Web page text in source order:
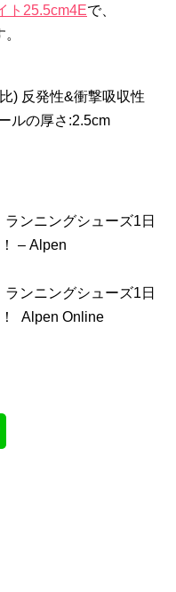
ト25.5cm4Eで、
) 反発性&衝撃吸収性
ルの厚さ:2.5cm
ンニングシューズ1日
– Alpen
ンニングシューズ1日
Alpen Online